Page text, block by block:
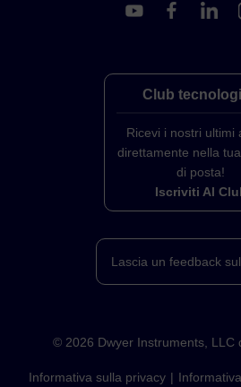
Club
Ricevi i nostri ultimi
direttamente nella
di posta!
Iscriviti Al
Lascia un feedback
© 2026 Dwyer Instruments, LLC
Informativa sulla privacy